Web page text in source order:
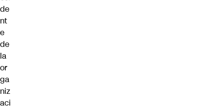
de
nt
e
de
la
or
ga
niz
aci